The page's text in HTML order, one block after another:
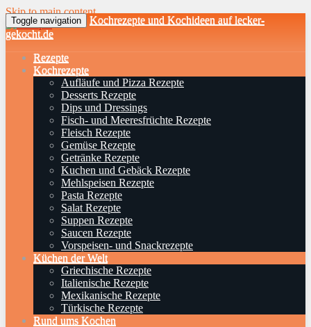
Skip to main content
Toggle navigation
Kochrezepte und Kochideen auf lecker-
gekocht.de
Rezepte
Kochrezepte
Aufläufe und Pizza Rezepte
Desserts Rezepte
Dips und Dressings
Fisch- und Meeresfrüchte Rezepte
Fleisch Rezepte
Gemüse Rezepte
Getränke Rezepte
Kuchen und Gebäck Rezepte
Mehlspeisen Rezepte
Pasta Rezepte
Salat Rezepte
Suppen Rezepte
Saucen Rezepte
Vorspeisen- und Snackrezepte
Küchen der Welt
Griechische Rezepte
Italienische Rezepte
Mexikanische Rezepte
Türkische Rezepte
Rund ums Kochen